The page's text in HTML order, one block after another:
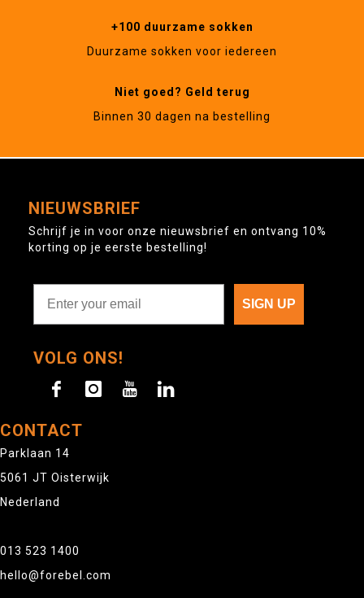
+100 duurzame sokken
Duurzame sokken voor iedereen
Niet goed? Geld terug
Binnen 30 dagen na bestelling
NIEUWSBRIEF
Schrijf je in voor onze nieuwsbrief en ontvang 10%
korting op je eerste bestelling!
SIGN UP
VOLG ONS!
CONTACT
Parklaan 14
5061 JT Oisterwijk
Nederland
013 523 1400
hello@forebel.com